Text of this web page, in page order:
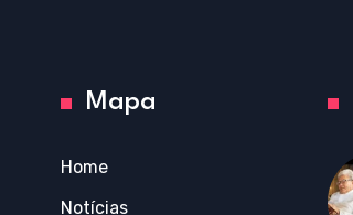
Mapa
Home
Notícias